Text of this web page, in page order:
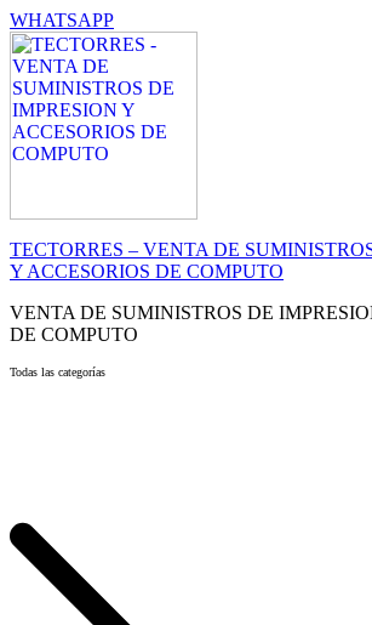
WHATSAPP
TECTORRES – VENTA DE
Y ACCESORIOS DE COMPUTO
VENTA DE SUMINISTROS DE
DE COMPUTO
Todas las categorías